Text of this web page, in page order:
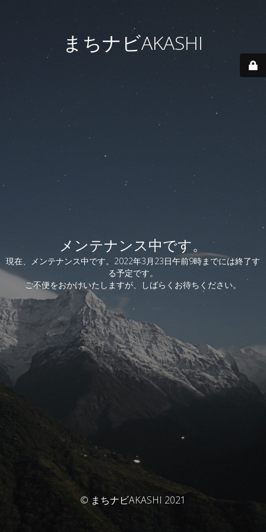
まちナビAKASHI
メンテナンス中です。
現在、メンテナンス中です。2022年3月23日午前9時までには終了す
る予定です。
ご不便をおかけいたしますが、しばらくお待ちください。
© まちナビAKASHI 2021